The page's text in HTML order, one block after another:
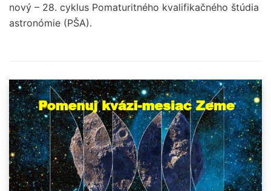
nový – 28. cyklus Pomaturitného kvalifikačného štúdia
astronómie (PŠA).